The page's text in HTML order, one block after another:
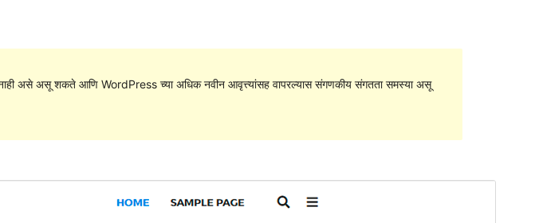
असे असू शकते आणि WordPress च्या अधिक नवीन आवृत्त्यांसह वापरल्यास संगणकीय संगतता समस्या असू
डाउनलोड